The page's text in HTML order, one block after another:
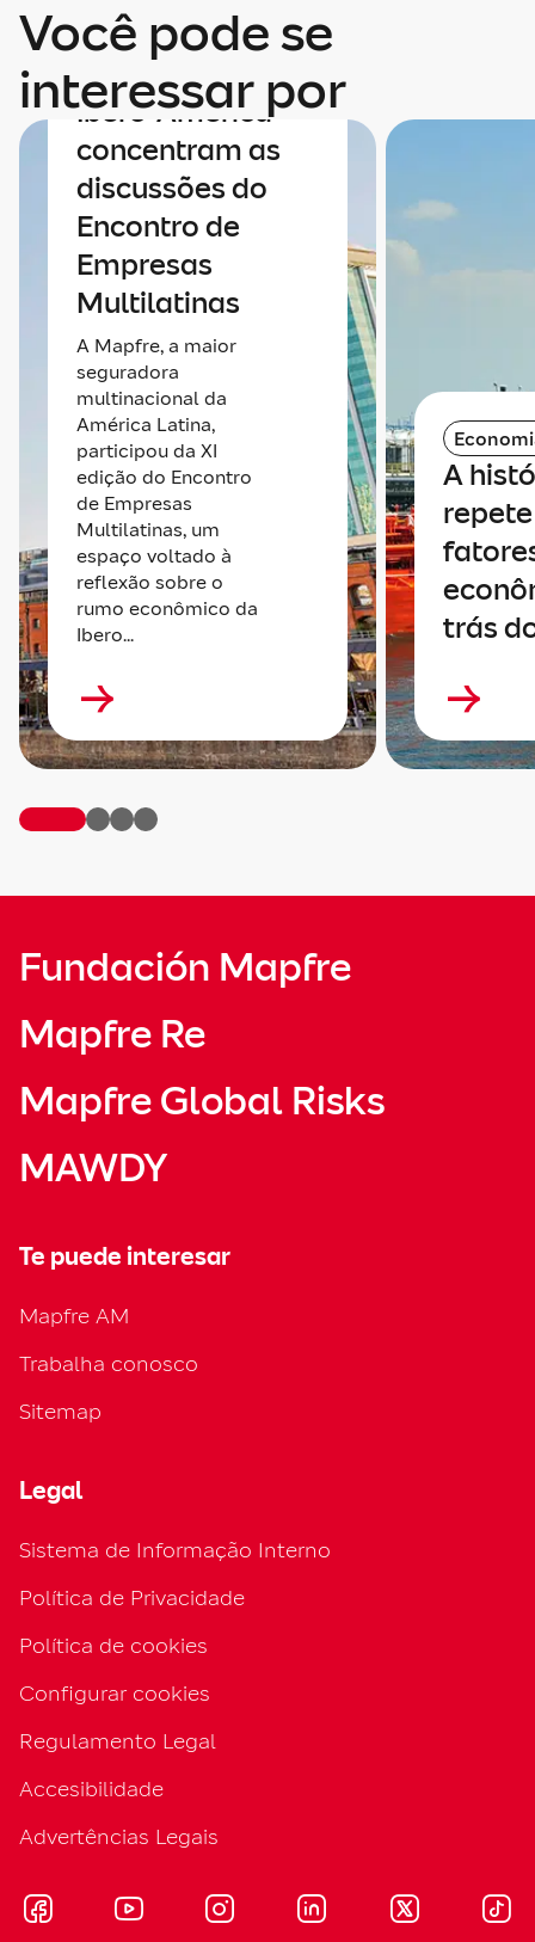
Você pode se
interessar por
Economia e
integração da
Ibero-América
concentram as
discussões do
Encontro de
Empresas
Multilatinas
A Mapfre, a maior
seguradora
multinacional da
América Latina,
participou da XI
edição do Encontro
de Empresas
Multilatinas, um
espaço voltado à
reflexão sobre o
rumo econômico da
Ibero...
A
trás
Fundación Mapfre
Mapfre Re
Mapfre Global Risks
MAWDY
Te puede interesar
Mapfre AM
Trabalha conosco
Sitemap
Legal
Sistema de Informação Interno
Política de Privacidade
Política de cookies
Configurar cookies
Regulamento Legal
Accesibilidade
Advertências Legais